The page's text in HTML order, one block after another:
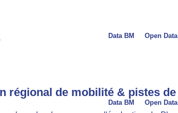
Open Data
Data BM
le cadre du processus d'évaluation du Plan